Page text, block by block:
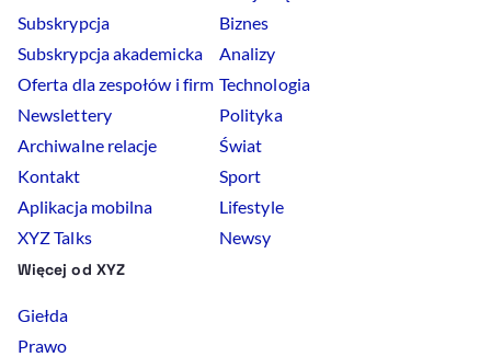
Subskrypcja
Subskrypcja akademicka
Oferta dla zespołów i firm
Newslettery
Archiwalne relacje
Kontakt
Aplikacja mobilna
XYZ Talks
Biznes
Analizy
Technologia
Polityka
Świat
Sport
Lifestyle
Newsy
Więcej od XYZ
Giełda
Prawo